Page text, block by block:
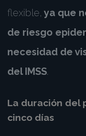
flexible, ya que
de riesgo
necesidad de
del IMSS.
La duración del
cinco días